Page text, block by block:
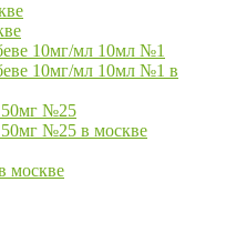
10мг/мл 10мл №1
10мг/мл 10мл №1 в
50мг №25
№25 в москве
москве